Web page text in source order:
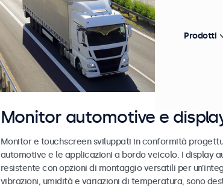
Monitor automotive e
Monitor e touchscreen sviluppati in conformità
automotive e le applicazioni a bordo veicolo. I display
resistente con opzioni di montaggio versatili per
vibrazioni, umidità e variazioni di temperatura, sono
Prodotti